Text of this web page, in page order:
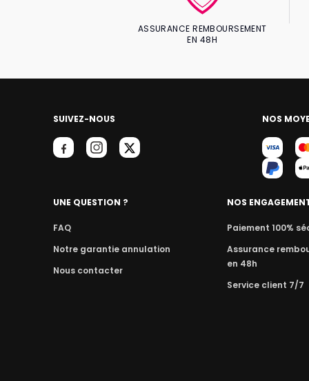
ASSURANCE REMBOURSEMENT
EN 48H
SUIVEZ-NOUS NOS
UNE QUESTION ?
FAQ
Notre garantie annulation
Nous contacter
NOS
Paiement 100%
Assurance
en 48h
Service client 7/7